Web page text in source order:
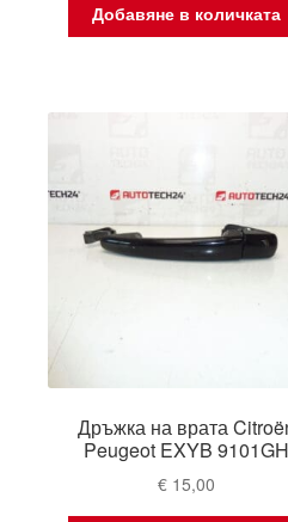
Добавяне в количката
Дръжка на врата
Peugeot EXYB 9101GH
€15,00